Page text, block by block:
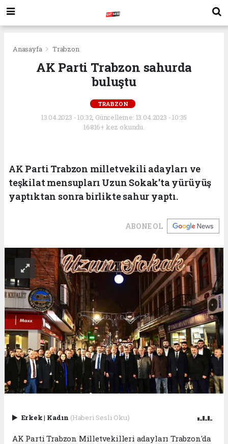
Anasayfa Trabzon
AK Parti Trabzon sahurda
buluştu
TRABZON
13.04.2023 - 10:32, Güncelleme: 13.04.2023 - 10:35
16816+ kez okundu.
AK Parti Trabzon milletvekili adayları ve
teşkilat mensupları Uzun Sokak'ta yürüyüş
yaptıktan sonra birlikte sahur yaptı.
ABONE OL
Erkek| Kadın (Haberi Sesli Oku)
AK Parti Trabzon Milletvekilleri adayları Trabzon'da